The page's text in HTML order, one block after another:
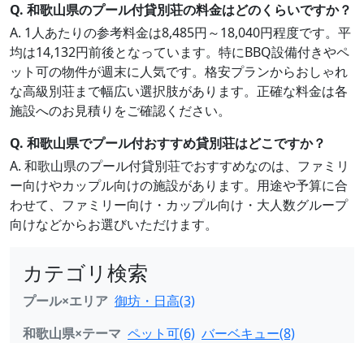
Q. 和歌山県のプール付貸別荘の料金はどのくらいですか？
A. 1人あたりの参考料金は8,485円～18,040円程度です。平
均は14,132円前後となっています。特にBBQ設備付きやペ
ット可の物件が週末に人気です。格安プランからおしゃれ
な高級別荘まで幅広い選択肢があります。正確な料金は各
施設へのお見積りをご確認ください。
Q. 和歌山県でプール付おすすめ貸別荘はどこですか？
A. 和歌山県のプール付貸別荘でおすすめなのは、ファミリ
ー向けやカップル向けの施設があります。用途や予算に合
わせて、ファミリー向け・カップル向け・大人数グループ
向けなどからお選びいただけます。
カテゴリ検索
プール×エリア 御坊・日高(3)
和歌山県×テーマ ペット可(6) バーベキュー(8)